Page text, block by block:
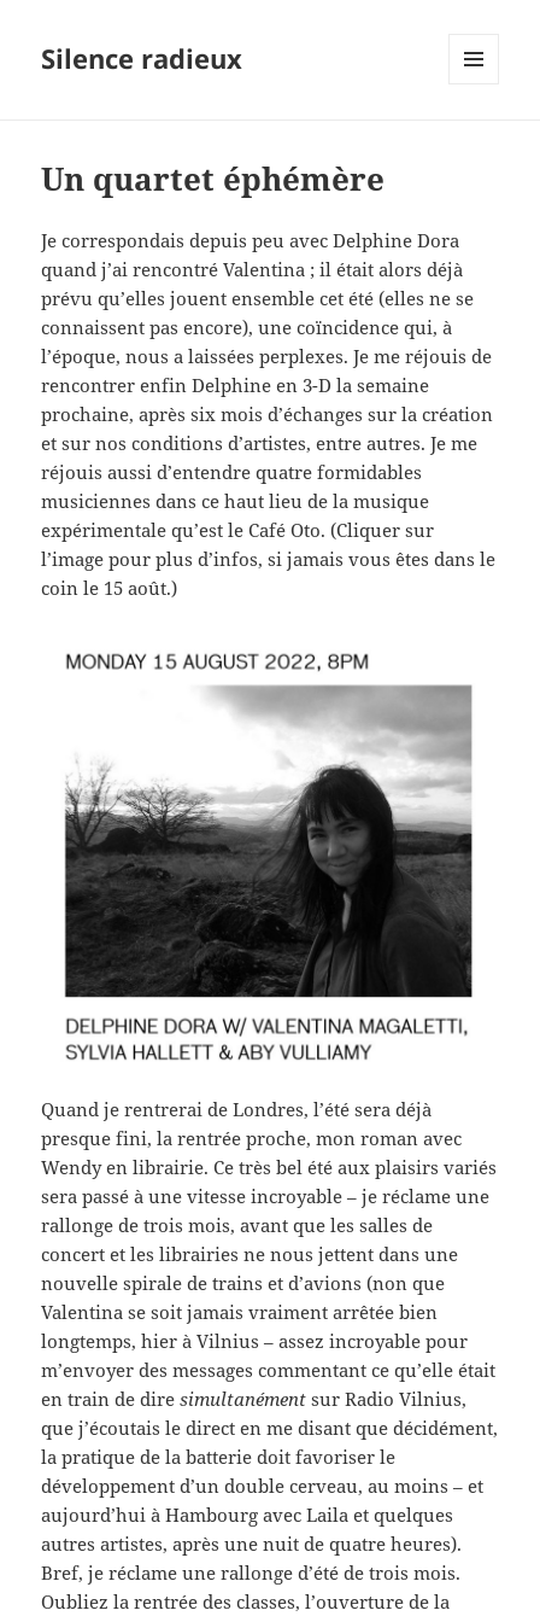
Silence radieux
Un quartet éphémère
Je correspondais depuis peu avec Delphine Dora
quand j’ai rencontré Valentina ; il était alors déjà
prévu qu’elles jouent ensemble cet été (elles ne se
connaissent pas encore), une coïncidence qui, à
l’époque, nous a laissées perplexes. Je me réjouis de
rencontrer enfin Delphine en 3-D la semaine
prochaine, après six mois d’échanges sur la création
et sur nos conditions d’artistes, entre autres. Je me
réjouis aussi d’entendre quatre formidables
musiciennes dans ce haut lieu de la musique
expérimentale qu’est le Café Oto. (Cliquer sur
l’image pour plus d’infos, si jamais vous êtes dans le
coin le 15 août.)
Quand je rentrerai de Londres, l’été sera déjà
presque fini, la rentrée proche, mon roman avec
Wendy en librairie. Ce très bel été aux plaisirs variés
sera passé à une vitesse incroyable – je réclame une
rallonge de trois mois, avant que les salles de
concert et les librairies ne nous jettent dans une
nouvelle spirale de trains et d’avions (non que
Valentina se soit jamais vraiment arrêtée bien
longtemps, hier à Vilnius – assez incroyable pour
m’envoyer des messages commentant ce qu’elle était
en train de diresimultanément sur Radio Vilnius,
que j’écoutais le direct en me disant que décidément,
la pratique de la batterie doit favoriser le
développement d’un double cerveau, au moins – et
aujourd’hui à Hambourg avec Laila et quelques
autres artistes, après une nuit de quatre heures).
Bref, je réclame une rallonge d’été de trois mois.
Oubliez la rentrée des classes, l’ouverture de la